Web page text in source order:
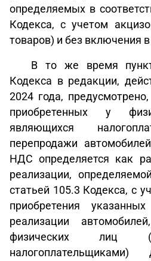
определяемых в
Кодекса, с учетом
товаров) и без включения
В то же время
Кодекса в редакции,
2024 года,
приобретенных у
являющихся
перепродажи
НДС определяется как
реализации,
статьей 105.3 Кодекса, с
приобретения
реализации
физических лиц